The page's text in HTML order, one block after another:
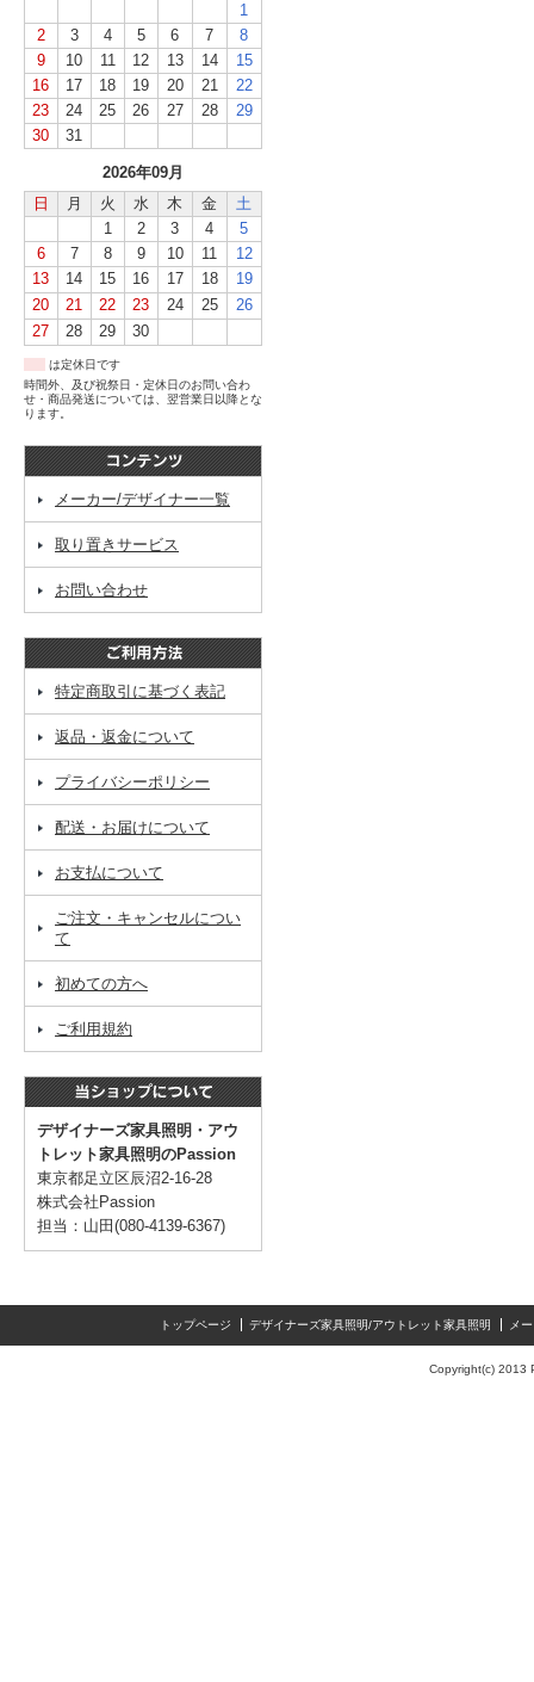
1
2
3 4 5 6 7
8
9
10 11 12 13 14
15
16
17 18 19 20 21
22
23
24 25 26 27 28
29
30
31
2026年09月
日
月 火 水 木 金
土
1
2 3 4
5
6
7 8 9 10 11
12
13
14 15 16 17 18
19
20
21 22 23 24 25
26
27
28 29 30
は定休日です
時間外、及び祝祭日・定休日のお問い合わ
せ・商品発送については、翌営業日以降とな
ります。
メーカー/デザイナー一覧
取り置きサービス
お問い合わせ
特定商取引に基づく表記
返品・返金について
プライバシーポリシー
配送・お届けについて
お支払について
ご注文・キャンセルについ
て
初めての方へ
ご利用規約
デザイナーズ家具照明・アウ
トレット家具照明のPassion
東京都足立区辰沼2-16-28
株式会社Passion
担当：山田(080-4139-6367)
トップページ デザイナーズ家具照明/アウトレット家具照明 メ
Copyright(c) 2013